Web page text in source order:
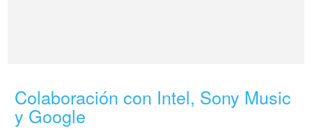
Colaboración con Intel, Sony Music
y Google